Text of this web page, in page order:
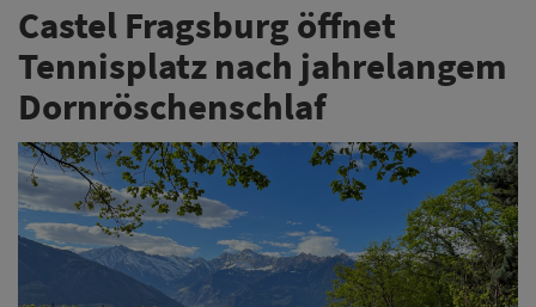
Castel Fragsburg öffnet
Tennisplatz nach jahrelangem
Dornröschenschlaf